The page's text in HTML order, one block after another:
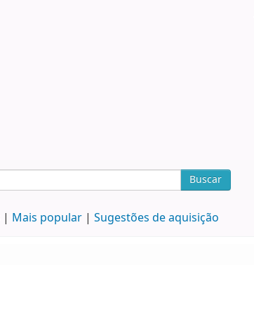
Buscar
Mais popular Sugestões de aquisição